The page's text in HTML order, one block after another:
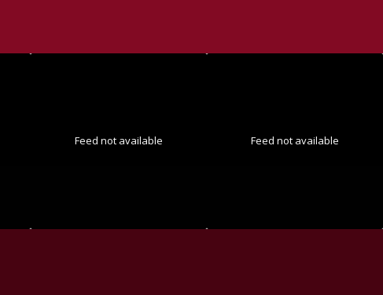
Feed not available Feed not available